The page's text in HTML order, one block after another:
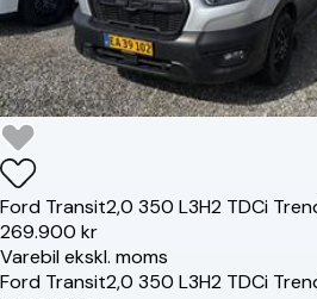
Ford Transit2,0 350 L3H2 TDCi
269.900 kr
Varebil ekskl. moms
Ford Transit2,0 350 L3H2 TDCi